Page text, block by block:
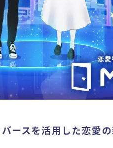
ースを活用した恋愛